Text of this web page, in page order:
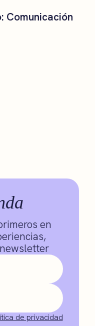
Comunicación
en
de privacidad